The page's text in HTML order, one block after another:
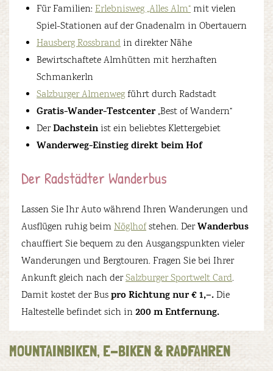
Für Familien: Erlebnisweg „Alles Alm“ mit vielen
Spiel-Stationen auf der Gnadenalm in Obertauern
Hausberg Rossbrand in direkter Nähe
Bewirtschaftete Almhütten mit herzhaften
Schmankerln
Salzburger Almenwegführt durch Radstadt
Gratis-Wander-Testcenter„Best of Wandern“
DerDachstein ist ein beliebtes Klettergebiet
Wanderweg-Einstieg direkt beim Hof
Der Radstädter Wanderbus
Lassen Sie Ihr Auto während Ihren Wanderungen und
Ausflügen ruhig beimNöglhofstehen. DerWanderbus
chauffiert Sie bequem zu den Ausgangspunkten vieler
Wanderungen und Bergtouren. Fragen Sie bei Ihrer
Ankunft gleich nach derSalzburger Sportwelt Card.
Damit kostet der Buspro Richtung nur € 1,–.Die
Haltestelle befindet sich in200 m Entfernung.
MOUNTAINBIKEN, E-BIKEN & RADFAHREN